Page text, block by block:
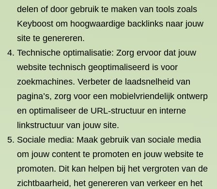
delen of door gebruik te maken van tools zoals
Keyboost om hoogwaardige backlinks naar jouw
site te genereren.
Technische optimalisatie: Zorg ervoor dat jouw
website technisch geoptimaliseerd is voor
zoekmachines. Verbeter de laadsnelheid van
pagina’s, zorg voor een mobielvriendelijk ontwerp
en optimaliseer de URL-structuur en interne
linkstructuur van jouw site.
Sociale media: Maak gebruik van sociale media
om jouw content te promoten en jouw website te
promoten. Dit kan helpen bij het vergroten van de
zichtbaarheid, het genereren van verkeer en het